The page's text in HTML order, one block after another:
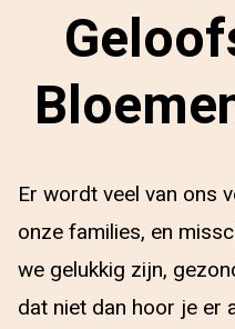
Er wordt veel van ons
onze families, en
we gelukkig zijn,
dat niet dan hoor je er